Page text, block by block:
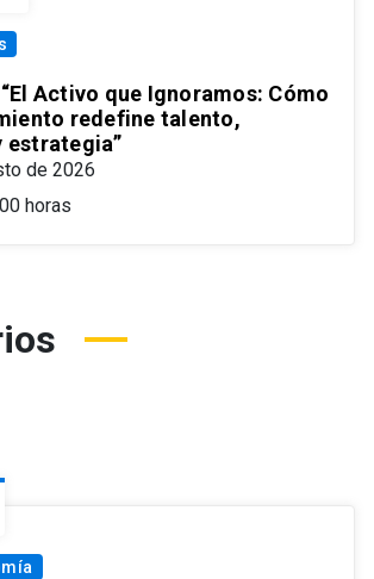
Activo que Ignoramos: Cómo
redefine talento,
estrategia”
de 2026
horas